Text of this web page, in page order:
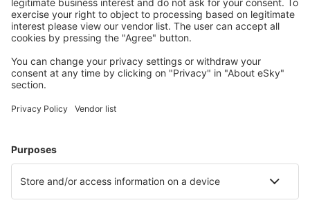
Hotels in Frankreich - Beliebte Städte
Hotels in Courchevel Hotels in Pornic